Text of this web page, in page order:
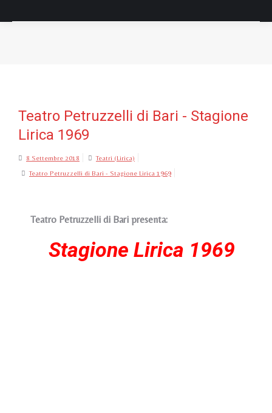
Teatro Petruzzelli di Bari - Stagione
Lirica 1969
8 Settembre 2018 Teatri (Lirica)
Teatro Petruzzelli di Bari - Stagione Lirica 1969
Teatro Petruzzelli di Bari presenta:
Stagione Lirica 1969